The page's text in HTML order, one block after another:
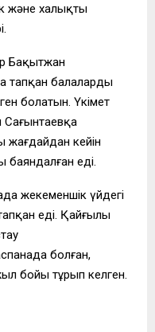
және халықты
Бақытжан
тапқан балалардың
болатын. Үкімет
жағдайдан кейін
еді.
жекеменшік үйдегі
еді. Қайғылы
болған,
бойы тұрып келген.